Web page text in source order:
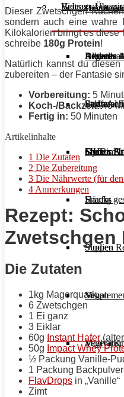
Diät &
Frauen
Häufig
Studien
Desserts
Salate
Shakes
Snacks
Suppen
Vegan
Athleten
Personal
Gym im
Videos
Aktuelle
Early
MHRx
Beitrags-
Dieser Zwetschgen
sondern auch eine wahre
Kilokalorien bringt es diese
schreibe 180g Protein!
Natürlich kannst du
zubereiten – der Fantasie
Vorbereitung: 5
Koch-/Backzeit:40
Fertig in: 50 Minuten
Artikelinhalte
1 Die Zutaten
2 Die Zubereitung
3 Die Nährwerte (für
4 Anmerkungen
Rezept:
Zwetschgen
Die Zutaten
1kg Magerquark
6 Zwetschgen
1 Ei ganz
3 Eiklar
60g Instant Hafer
50g Impact Whey
½ Packung Vanille-
1 Packung Backpulver
FlavDrops in „Vanille“
Zimt